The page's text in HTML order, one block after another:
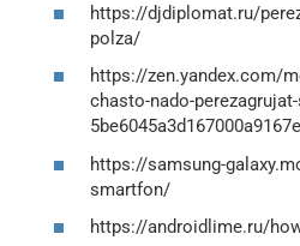
https://djdiplomat.ru/
polza/
https://zen.yandex.com/
chasto-nado-
https://samsung-
smartfon/
https://androidlime.ru/